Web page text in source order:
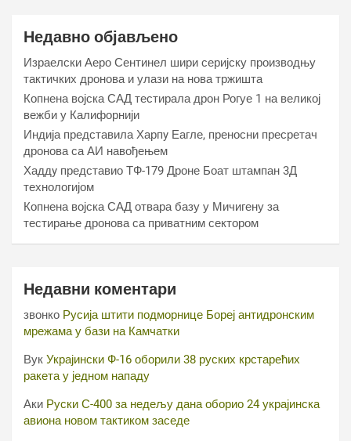
Недавно објављено
Израелски Аеро Сентинел шири серијску производњу
тактичких дронова и улази на нова тржишта
Копнена војска САД тестирала дрон Рогуе 1 на великој
вежби у Калифорнији
Индија представила Харпy Еагле, преносни пресретач
дронова са АИ навођењем
Хаддy представио ТФ-179 Дроне Боат штампан 3Д
технологијом
Копнена војска САД отвара базу у Мичигену за
тестирање дронова са приватним сектором
Недавни коментари
звонко Русија штити подморнице Бореј антидронским
мрежама у бази на Камчатки
Вук Украјински Ф-16 оборили 38 руских крстарећих
ракета у једном нападу
Аки Руски С-400 за недељу дана оборио 24 украјинска
авиона новом тактиком заседе